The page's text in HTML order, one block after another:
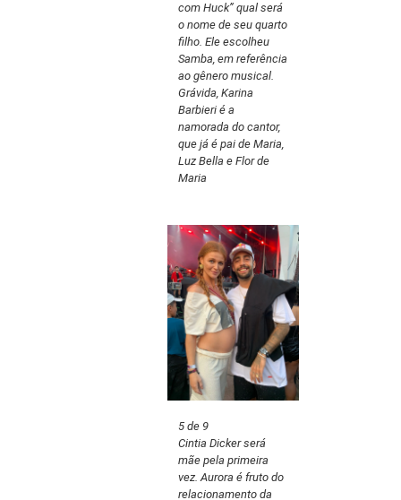
com Huck” qual será
o nome de seu quarto
filho. Ele escolheu
Samba, em referência
ao gênero musical.
Grávida, Karina
Barbieri é a
namorada do cantor,
que já é pai de Maria,
Luz Bella e Flor de
Maria
5 de 9
Cintia Dicker será
mãe pela primeira
vez. Aurora é fruto do
relacionamento da